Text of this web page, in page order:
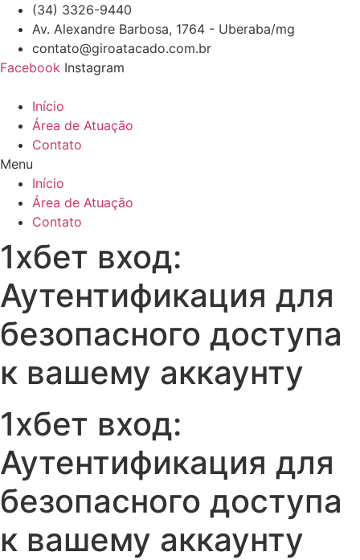
para
conteúdo
(34) 3326-9440
Av. Alexandre Barbosa, 1764 - Uberaba/mg
contato@giroatacado.com.br
Facebook Instagram
Início
Área de Atuação
Contato
Menu
Início
Área de Atuação
Contato
1хбет вход:
Аутентификация для
безопасного доступа
к вашему аккаунту
1хбет вход:
Аутентификация для
безопасного доступа
к вашему аккаунту